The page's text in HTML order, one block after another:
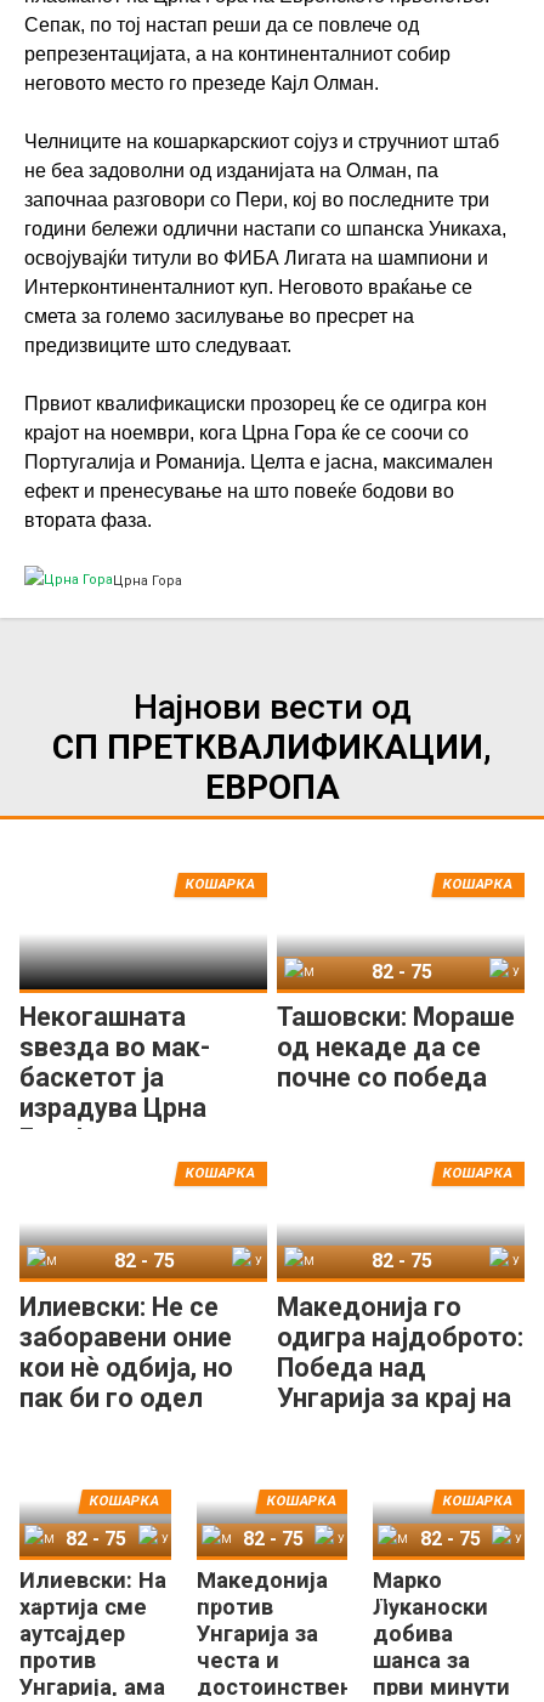
Сепак, по тој настап реши да се повлече од
репрезентацијата, а на континенталниот собир
неговото место го презеде Кајл Олман.
Челниците на кошаркарскиот сојуз и стручниот штаб
не беа задоволни од изданијата на Олман, па
започнаа разговори со Пери, кој во последните три
години бележи одлични настапи со шпанска Уникаха,
освојувајќи титули во ФИБА Лигата на шампиони и
Интерконтиненталниот куп. Неговото враќање се
смета за големо засилување во пресрет на
предизвиците што следуваат.
Првиот квалификациски прозорец ќе се одигра кон
крајот на ноември, кога Црна Гора ќе се соочи со
Португалија и Романија. Целта е јасна, максимален
ефект и пренесување на што повеќе бодови во
втората фаза.
Црна Гора
Најнови вести од
СП ПРЕТКВАЛИФИКАЦИИ,
ЕВРОПА
Некогашната
ѕвезда во мак-
баскетот ја
израдува Црна
Гора!
КОШАРКА
Ташовски: Мораше
од некаде да се
почне со победа
КОШАРКА
82 - 75
Илиевски: Не се
заборавени оние
кои нè одбија, но
пак би го одел
КОШАРКА
82-75
Македонија го
одигра најдоброто:
Победа над
Унгарија за крај на
КОШАРКА
82-75
Илиевски: На
хартија сме
аутсајдер
против
Унгарија, ама
КОШАРКА
Македонија
82 - 75
Унгарија
Македонија
против
Унгарија за
честа и
достоинствен
КОШАРКА
Македонија
82- 75
Марко
Луканоски
добива
шанса за
први минути
КОШАРКА
Македонија
82- 75